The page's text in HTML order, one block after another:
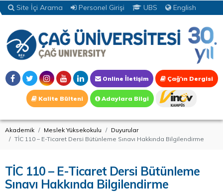
Site İçi Arama Personel Girişi UBS English
Online İletişim Çağ'ın Dergisi
Kalite Bülteni Adaylara Bilgi
Akademik Meslek Yüksekokulu
Duyurular
TİC 110 – E-Ticaret Dersi Bütünleme Sınavı Hakkında Bilgilendirme
TİC 110 – E-Ticaret Dersi Bütünleme
Sınavı Hakkında Bilgilendirme